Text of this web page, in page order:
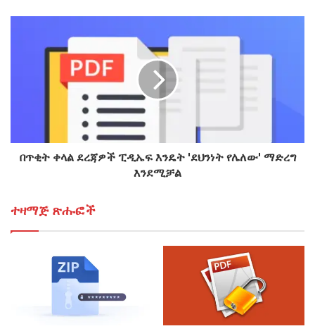
በጥቂት ቀላል ደረጃዎች ፒዲኤፍ እንዴት 'ደህንነት የሌለው' ማድረግ
እንደሚቻል
ተዛማጅ ጽሑፎች